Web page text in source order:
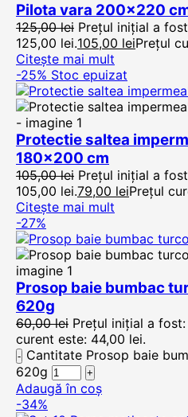
Pilota vara 200×220
125,00lei Prețul inițial a
125,00 lei.105,00 leiPrețul
Citește mai mult
-25% Stoc epuizat
Protectie saltea
180×200 cm
105,00lei Prețul inițial a
105,00 lei.79,00 leiPrețul
Citește mai mult
-27%
Prosop baie bumbac
620g
60,00lei Prețul inițial a
curent este: 44,00 lei.
Cantitate Prosop baie
620g
Adaugă în coș
-34%